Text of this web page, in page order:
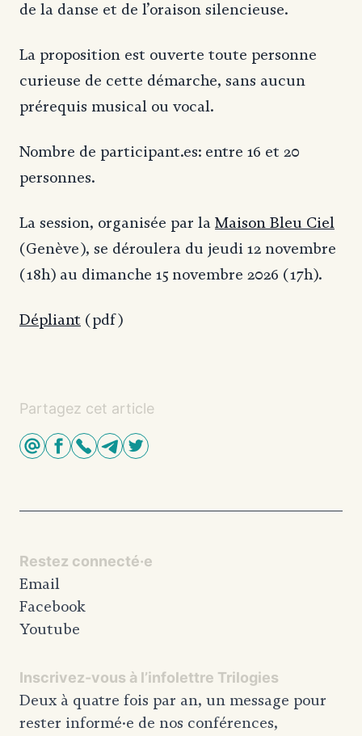
de la danse et de l’oraison silencieuse.
La proposition est ouverte toute personne
curieuse de cette démarche, sans aucun
prérequis musical ou vocal.
Nombre de participant.es: entre 16 et 20
personnes.
La session, organisée par la Maison Bleu Ciel
(Genève), se déroulera du jeudi 12 novembre
(18h) au dimanche 15 novembre 2026 (17h).
Dépliant (pdf)
Partagez cet article
Restez connecté·e
Email
Facebook
Youtube
Inscrivez-vous à l’infolettre Trilogies
Deux à quatre fois par an, un message pour
rester informé·e de nos conférences,